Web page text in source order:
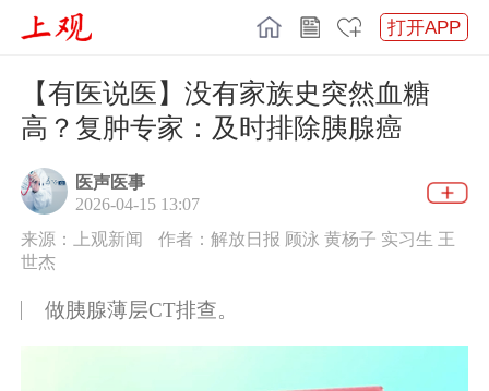
打开APP
【有医说医】没有家族史突然血糖
高？复肿专家：及时排除胰腺癌
医声医事
2026-04-15 13:07
来源：上观新闻
作者：解放日报 顾泳 黄杨子 实习生 王
世杰
做胰腺薄层CT排查。